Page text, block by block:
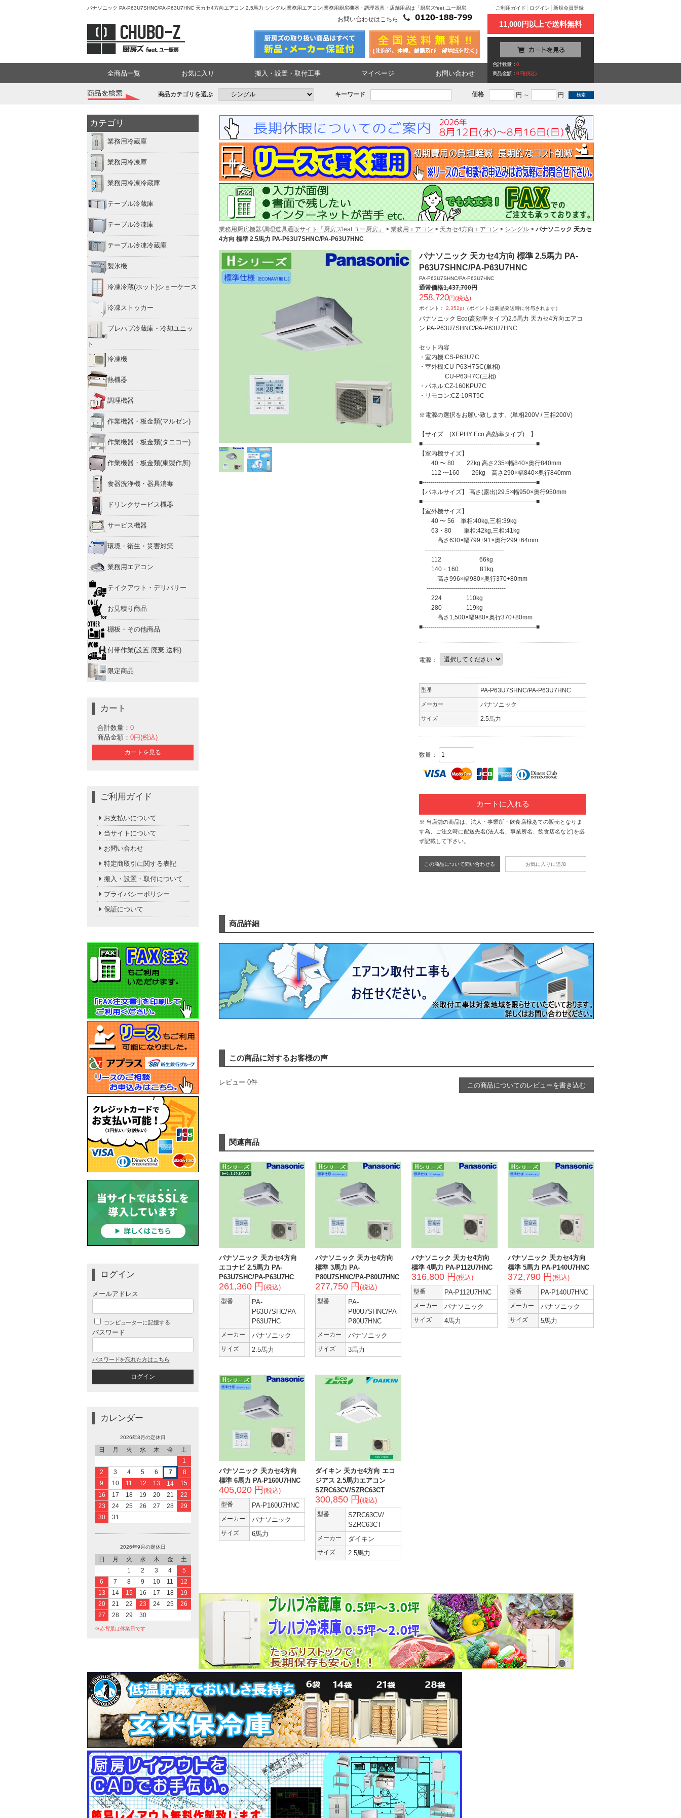
パナソニック PA-P63U7SHNC/PA-P63U7HNC 天カセ4方向エアコン 2.5馬力 シングル|業務用エアコン|業務用厨房機器・調理器具・店舗用品は「厨房ズfeet.ユー厨房」
お問い合わせはこちら
ご利用ガイド ログイン 新規会員登録
11,000円以上で送料無料
合計数量：0
商品金額：0円(税込)
全商品一覧 お気に入り 搬入・設置・取付工事 マイページ お問い合わせ
商品カテゴリを選ぶ キーワード 価格 円 ～ 円
カテゴリ
業務用冷蔵庫
業務用冷凍庫
業務用冷凍冷蔵庫
テーブル冷蔵庫
テーブル冷凍庫
テーブル冷凍冷蔵庫
製氷機
冷凍冷蔵(ホット)ショーケース
冷凍ストッカー
プレハブ冷蔵庫・冷却ユニッ
ト
冷凍機
熱機器
調理機器
作業機器・板金類(マルゼン)
作業機器・板金類(タニコー)
作業機器・板金類(東製作所)
食器洗浄機・器具消毒
ドリンクサービス機器
サービス機器
環境・衛生・災害対策
業務用エアコン
テイクアウト・デリバリー
お見積り商品
棚板・その他商品
付帯作業(設置.廃棄.送料)
限定商品
カート
合計数量： 0
商品金額： 0円(税込)
カートを見る
ご利用ガイド
お支払いについて
当サイトについて
お問い合わせ
特定商取引に関する表記
搬入・設置・取付について
プライバシーポリシー
保証について
ログイン
メールアドレス
コンピューターに記憶する
パスワード
パスワードを忘れた方はこちら
カレンダー
2026年8月の定休日
日 月 火 水 木 金
土
1
2
3 4 5 6 7
8
9
10 11 12 13 14
15
16
17 18 19 20 21
22
23
24 25 26 27 28
29
30
31
2026年9月の定休日
日 月 火 水 木 金
土
1
2 3 4
5
6
7 8 9 10 11
12
13
14 15 16 17 18
19
20
21 22 23 24 25
26
27
28 29 30
※赤背景は休業日です
業務用厨房機器/調理道具通販サイト「厨房ズfeat.ユー厨房」 > 業務用エアコン > 天カセ4方向エアコン > シングル > パナソニック 天カセ
4方向 標準 2.5馬力 PA-P63U7SHNC/PA-P63U7HNC
パナソニック 天カセ4方向 標準 2.5馬力 PA-
P63U7SHNC/PA-P63U7HNC
PA-P63U7SHNC/PA-P63U7HNC
通常価格1,437,700円
258,720円(税込)
ポイント： 2,352pt （ポイントは商品発送時に付与されます）
パナソニック Eco(高効率タイプ)2.5馬力 天カセ4方向エアコ
ン PA-P63U7SHNC/PA-P63U7HNC
セット内容
・室内機:CS-P63U7C
・室外機:CU-P63H7SC(単相)
CU-P63H7C(三相)
・パネル:CZ-160KPU7C
・リモコン:CZ-10RT5C
※電源の選択をお願い致します。(単相200V / 三相200V)
【サイズ (XEPHY Eco 高効率タイプ) 】
■--------------------------------------------------------■
【室内機サイズ】
40 〜 80 22kg 高さ235×幅840×奥行840mm
112 〜160 26kg 高さ290×幅840×奥行840mm
■--------------------------------------------------------■
【パネルサイズ】 高さ(露出)29.5×幅950×奥行950mm
■--------------------------------------------------------■
【室外機サイズ】
40 〜 56 単相:40kg,三相:39kg
63・80 単相:42kg,三相:41kg
高さ630×幅799+91×奥行299+64mm
---------------------------------------
112 66kg
140・160 81kg
高さ996×幅980×奥行370+80mm
---------------------------------------
224 110kg
280 119kg
高さ1,500×幅980×奥行370+80mm
■--------------------------------------------------------■
電源：
型番 PA-P63U7SHNC/PA-P63U7HNC
メーカー パナソニック
サイズ 2.5馬力
数量：
カートに入れる
※ 当店舗の商品は、法人・事業所・飲食店様あての販売となりま
す為、ご注文時に配送先名(法人名、事業所名、飲食店名など)を必
ず記載して下さい。
この商品について問い合わせる お気に入りに追加
商品詳細
この商品に対するお客様の声
レビュー 0件 この商品についてのレビューを書き込む
関連商品
パナソニック 天カセ4方向
エコナビ 2.5馬力 PA-
P63U7SHC/PA-P63U7HC
261,360 円 (税込)
型番
PA-
P63U7SHC/PA-
P63U7HC
メーカー パナソニック
サイズ 2.5馬力
パナソニック 天カセ4方向
標準 3馬力 PA-
P80U7SHNC/PA-P80U7HNC
277,750 円 (税込)
型番
PA-
P80U7SHNC/PA-
P80U7HNC
メーカー パナソニック
サイズ 3馬力
パナソニック 天カセ4方向
標準 4馬力 PA-P112U7HNC
316,800 円 (税込)
型番 PA-P112U7HNC
メーカー パナソニック
サイズ 4馬力
パナソニック 天カセ4方向
標準 5馬力 PA-P140U7HNC
372,790 円 (税込)
型番 PA-P140U7HNC
メーカー パナソニック
サイズ 5馬力
パナソニック 天カセ4方向
標準 6馬力 PA-P160U7HNC
405,020 円 (税込)
型番 PA-P160U7HNC
メーカー パナソニック
サイズ 6馬力
ダイキン 天カセ4方向 エコ
ジアス 2.5馬力エアコン
SZRC63CV/SZRC63CT
300,850 円 (税込)
型番
SZRC63CV/
SZRC63CT
メーカー ダイキン
サイズ 2.5馬力